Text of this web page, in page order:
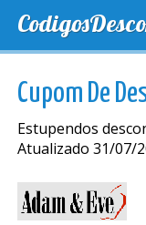
Cupom De
Estupendos
Atualizado 31/07/